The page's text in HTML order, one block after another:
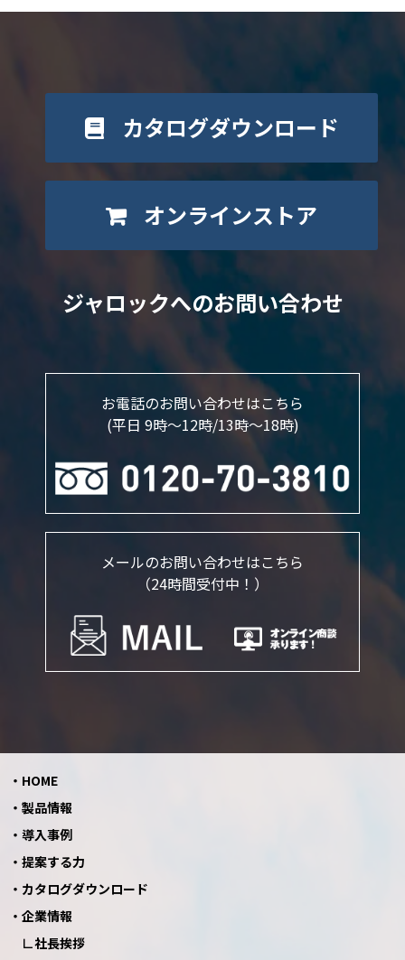
カタログダウンロード
オンラインストア
ジャロックへのお問い合わせ
お電話のお問い合わせはこちら
(平日 9時～12時/13時〜18時)
メールのお問い合わせはこちら
（24時間受付中！）
HOME
製品情報
導入事例
提案する力
カタログダウンロード
企業情報
社長挨拶